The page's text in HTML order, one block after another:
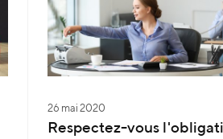
26 mai 2020
Respectez-vous